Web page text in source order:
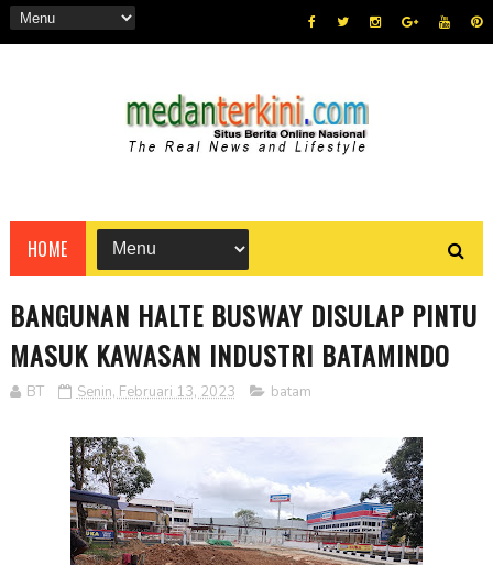
HOME
BANGUNAN HALTE BUSWAY DISULAP PINTU
MASUK KAWASAN INDUSTRI BATAMINDO
BT Senin, Februari 13, 2023 batam